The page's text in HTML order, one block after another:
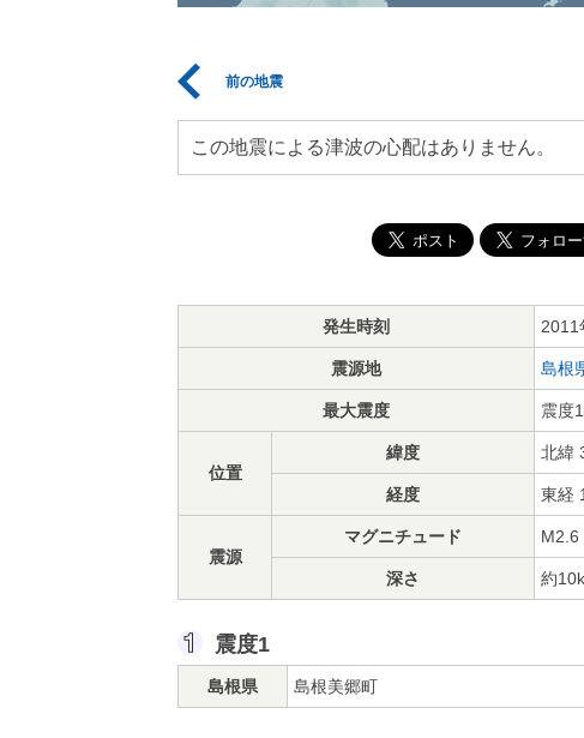
前の地震
この地震による津波の心配はありません。
発生時刻 2011
震源地 島根
最大震度 震度1
位置
緯度 北緯
経度 東経
震源
マグニチュード M2.6
深さ 約
震度1
島根県 島根美郷町